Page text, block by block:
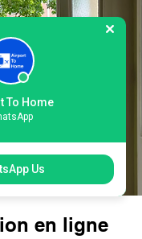
en ligne
To Home
Us